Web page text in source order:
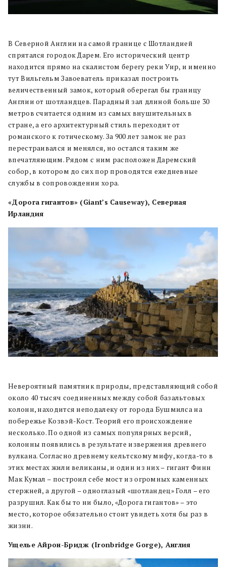
В Северной Англии на самой границе с Шотландией
спрятался городок Дарем. Его исторический центр
находится прямо на скалистом берегу реки Уир, и именно
тут Вильгельм Завоеватель приказал построить
величественный замок, который оберегал бы границу
Англии от шотландцев. Парадный зал длиной больше 30
метров считается одним из самых внушительных в
стране, а его архитектурный стиль переходит от
романского к готическому. За 900 лет замок не раз
перестраивался и менялся, но остался таким же
впечатляющим. Рядом с ним расположен Даремский
собор, в котором до сих пор проводятся ежедневные
службы в сопровождении хора.
«Дорога гигантов» (Giant’s Causeway), Северная
Ирландия
Невероятный памятник природы, представляющий собой
около 40 тысяч соединенных между собой базальтовых
колонн, находится неподалеку от города Бушмилса на
побережье Козвэй-Кост. Теорий его происхождение
несколько. По одной из самых популярных версий,
колонны появились в результате извержения древнего
вулкана. Согласно древнему кельтскому мифу, когда-то в
этих местах жили великаны, и один из них – гигант Финн
Мак Кумал – построил себе мост из огромных каменных
стержней, а другой ­– одноглазый «шотландец» Голл – его
разрушил. Как бы то ни было, «Дорога гигантов» – это
место, которое обязательно стоит увидеть хотя бы раз в
жизни.
Ущелье Айрон-Бридж (Ironbridge Gorge), Англия